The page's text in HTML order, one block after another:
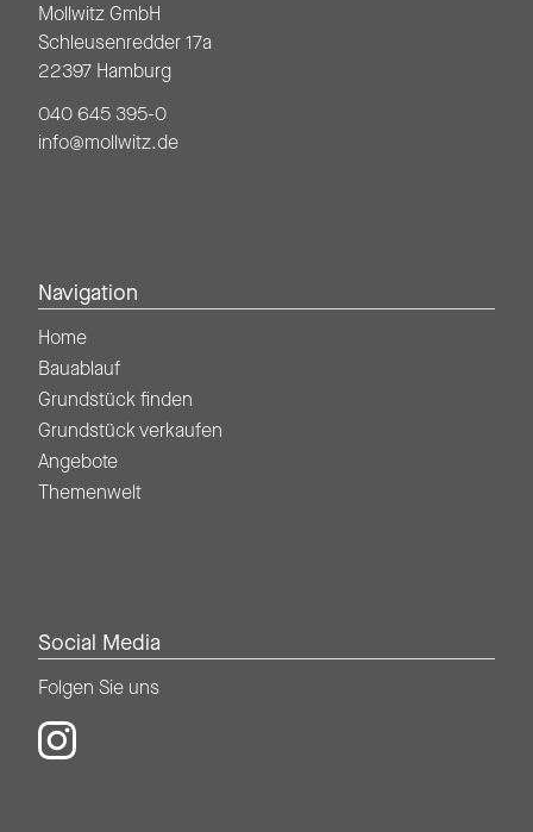
Mollwitz GmbH
Schleusenredder 17a
22397 Hamburg
040 645 395-0
info@mollwitz.de
Navigation
Home
Bauablauf
Grundstück finden
Grundstück verkaufen
Angebote
Themenwelt
Social Media
Folgen Sie uns
Folgen Sie uns auf Instagram